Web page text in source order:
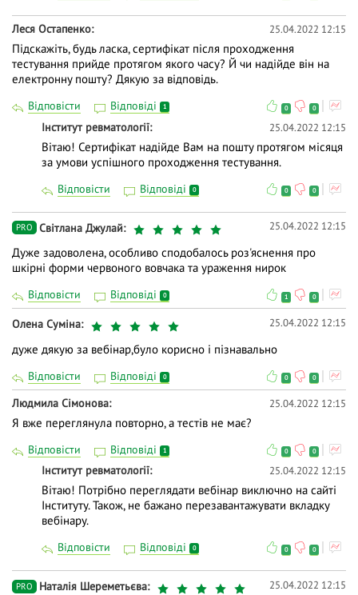
Леся Остапенко 25.04.2022 12:15
Підскажіть, будь ласка, сертифікат після проходження
тестування прийде протягом якого часу? Й чи надійде він на
електронну пошту? Дякую за відповідь.
Відповісти Відповіді 1 0 0
Інститут ревматології 25.04.2022 12:15
Вітаю! Сертифікат надійде Вам на пошту протягом місяця
за умови успішного проходження тестування.
Відповісти Відповіді 0 0 0
PRO Світлана Джулай 25.04.2022 12:15
Дуже задоволена, особливо сподобалось роз'яснення про
шкірні форми червоного вовчака та ураження нирок
Відповісти Відповіді 0 1 0
Олена Суміна 25.04.2022 12:15
дуже дякую за вебінар,було корисно і пізнавально
Відповісти Відповіді 0 0 0
Людмила Сімонова 25.04.2022 12:15
Я вже переглянула повторно, а тестів не має?
Відповісти Відповіді 1 0 0
Інститут ревматології 25.04.2022 12:15
Вітаю! Потрібно переглядати вебінар виключно на сайті
Інституту. Також, не бажано перезавантажувати вкладку
вебінару.
Відповісти Відповіді 0 0 0
PRO Наталія Шереметьєва 25.04.2022 12:15